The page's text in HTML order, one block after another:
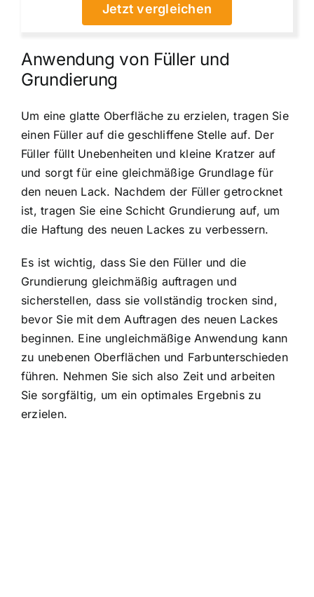
Jetzt vergleichen
Anwendung von Füller und
Grundierung
Um eine glatte Oberfläche zu erzielen, tragen Sie
einen Füller auf die geschliffene Stelle auf. Der
Füller füllt Unebenheiten und kleine Kratzer auf
und sorgt für eine gleichmäßige Grundlage für
den neuen Lack. Nachdem der Füller getrocknet
ist, tragen Sie eine Schicht Grundierung auf, um
die Haftung des neuen Lackes zu verbessern.
Es ist wichtig, dass Sie den Füller und die
Grundierung gleichmäßig auftragen und
sicherstellen, dass sie vollständig trocken sind,
bevor Sie mit dem Auftragen des neuen Lackes
beginnen. Eine ungleichmäßige Anwendung kann
zu unebenen Oberflächen und Farbunterschieden
führen. Nehmen Sie sich also Zeit und arbeiten
Sie sorgfältig, um ein optimales Ergebnis zu
erzielen.